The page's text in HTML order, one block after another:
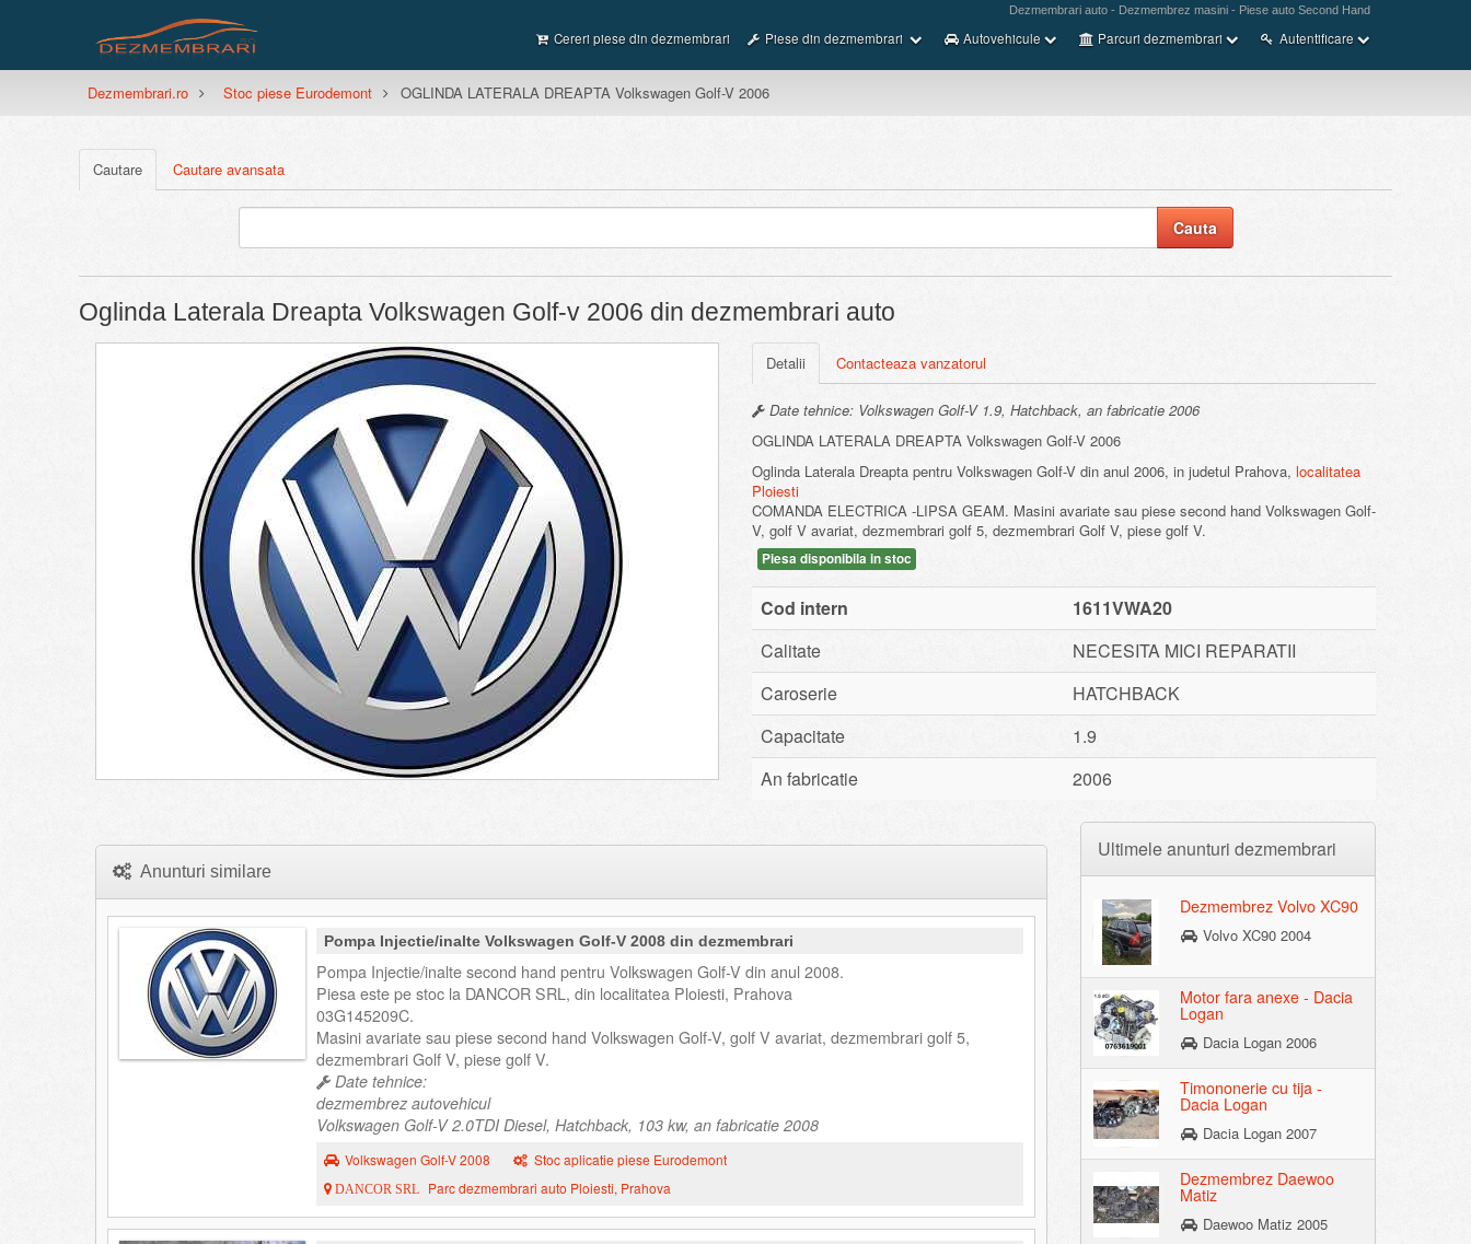
Dezmembrari auto - Dezmembrez masini - Piese auto Second Hand
Cereri piese din dezmembrari Piese din dezmembrari Autovehicule Parcuri dezmembrari Autentificare
Dezmembrari.ro Stoc piese Eurodemont OGLINDA LATERALA DREAPTA Volkswagen Golf-V 2006
Cautare Cautare avansata
Oglinda Laterala Dreapta Volkswagen Golf-v 2006 din dezmembrari auto
Detalii Contacteaza vanzatorul
Date tehnice: Volkswagen Golf-V 1.9, Hatchback, an fabricatie 2006
OGLINDA LATERALA DREAPTA Volkswagen Golf-V 2006
Oglinda Laterala Dreapta pentru Volkswagen Golf-V din anul 2006, in judetul Prahova, localitatea
Ploiesti
COMANDA ELECTRICA -LIPSA GEAM. Masini avariate sau piese second hand Volkswagen Golf-
V, golf V avariat, dezmembrari golf 5, dezmembrari Golf V, piese golf V.
Piesa disponibila in stoc
Cod intern
1611VWA20
Calitate
NECESITA MICI REPARATII
Caroserie
HATCHBACK
Capacitate
1.9
An fabricatie
2006
Anunturi similare
Pompa Injectie/inalte Volkswagen Golf-V 2008 din dezmembrari
Pompa Injectie/inalte second hand pentru Volkswagen Golf-V din anul 2008.
Piesa este pe stoc la DANCOR SRL, din localitatea Ploiesti, Prahova
03G145209C.
Masini avariate sau piese second hand Volkswagen Golf-V, golf V avariat, dezmembrari golf 5,
dezmembrari Golf V, piese golf V.
Date tehnice:
dezmembrez autovehicul
Volkswagen Golf-V 2.0TDI Diesel, Hatchback, 103 kw, an fabricatie 2008
Volkswagen Golf-V 2008 Stoc aplicatie piese Eurodemont
DANCOR SRL Parc dezmembrari auto Ploiesti, Prahova
Ultimele anunturi dezmembrari
Dezmembrez Volvo XC90
Volvo XC90 2004
Motor fara anexe - Dacia
Logan
Dacia Logan 2006
Timononerie cu tija -
Dacia Logan
Dacia Logan 2007
Dezmembrez Daewoo
Matiz
Daewoo Matiz 2005